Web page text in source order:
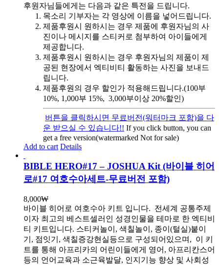
후원자님들에게는 다음과 같은 특전을 드립니다.
목소리 기부자는 각 영상에 이름을 넣어드립니다.
제품후원시 원하시는 경우 제품에 후원자님의 사
진이나 메시지를 스티커로 첨부하여 아이들에게
제공합니다.
제품후원시 원하시는 경우 후원자님의 제품이 제
공된 현장에서 엑티비티 활동하는 사진을 보내드
립니다.
제품후원의 경우 할인가 적용해드립니다.(100부
10%, 1,000부 15%, 3,000부이상 20%할인)
버튼을 클릭하시면 무료버전(워터마크 포함)을 다
운 받으실 수 있습니다!! If you click button, you can
get a free version(watermarked Not for sale)
Add to cart Details
BIBLE HERO#17 – JOSHUA Kit (바이블 히어
로#17 여호수아세트-무료버전 포함)
8,000₩
바이블 히어로 여호수아 키트 입니다. 전세계 공통주제
이자 최고의 베스트셀러인 성경인물을 테마로 한 엑티비
티 키트입니다. 스티커놀이, 색칠놀이, 종이(털실)붙이
기, 점잇기, 색칠증강현실등으로 구성되어있으며, 이 키
트를 통해 아프리카의 어린이들에게 영어, 아프리칸스어
등의 언어교육과 소근육발달, 인지기능 향상 및 사회성